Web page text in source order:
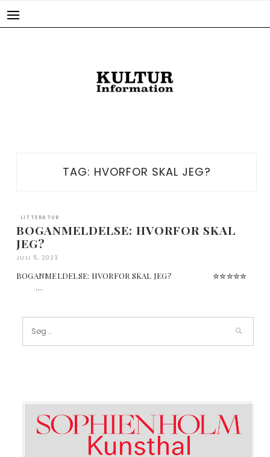
TAG: HVORFOR SKAL JEG?
LITTERATUR
BOGANMELDELSE: HVORFOR SKAL
JEG?
JULI 5, 2023
BOGANMELDELSE: HVORFOR SKAL JEG? ✮✮✮✮✮
…